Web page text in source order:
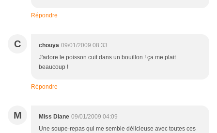
Répondre
C chouya 09/01/2009 08:33
J'adore le poisson cuit dans un bouillon ! ça me plait
beaucoup !
Répondre
M Miss Diane 09/01/2009 04:09
Une soupe-repas qui me semble délicieuse avec toutes ces